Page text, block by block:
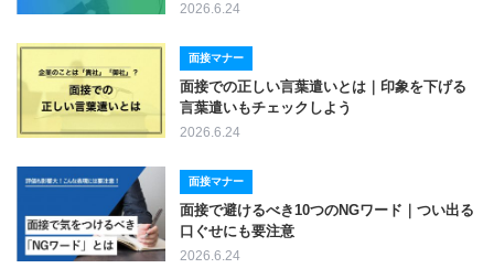
2026.6.24
面接マナー
面接での正しい言葉遣いとは｜印象を下げる
言葉遣いもチェックしよう
2026.6.24
面接マナー
面接で避けるべき10つのNGワード｜つい出る
口ぐせにも要注意
2026.6.24